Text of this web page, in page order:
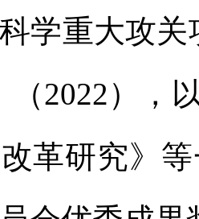
学重大攻
（2022），
革研究》